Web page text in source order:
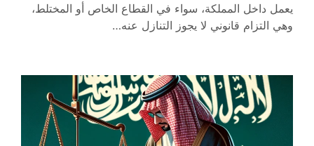
يعمل داخل المملكة، سواء في القطاع الخاص أو المختلط،
وهي التزام قانوني لا يجوز التنازل عنه…